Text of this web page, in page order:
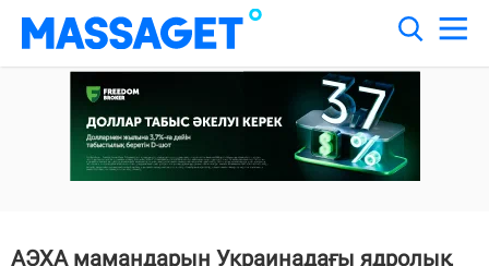
AЭXA мамандарын Украинадағы ядролық